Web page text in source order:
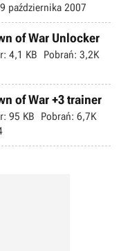
października 2007
of War Unlocker
4,1 KB Pobrań: 3,2K
of War +3 trainer
95 KB Pobrań: 6,7K